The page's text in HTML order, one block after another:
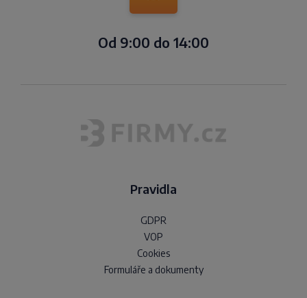
Od 9:00 do 14:00
Pravidla
GDPR
VOP
Cookies
Formuláře a dokumenty